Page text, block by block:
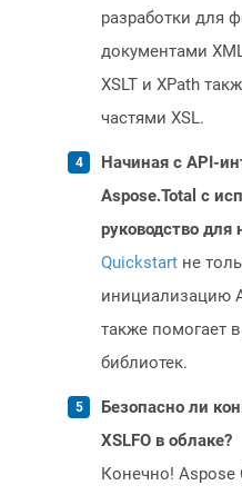
разработки для
документами
XSLT и XPath
частями XSL.
Начиная с API-
Aspose.Total с
руководство
Quickstart не
инициализацию
также помогает
библиотек.
Безопасно ли
XSLFO в облаке?
Конечно! Aspose